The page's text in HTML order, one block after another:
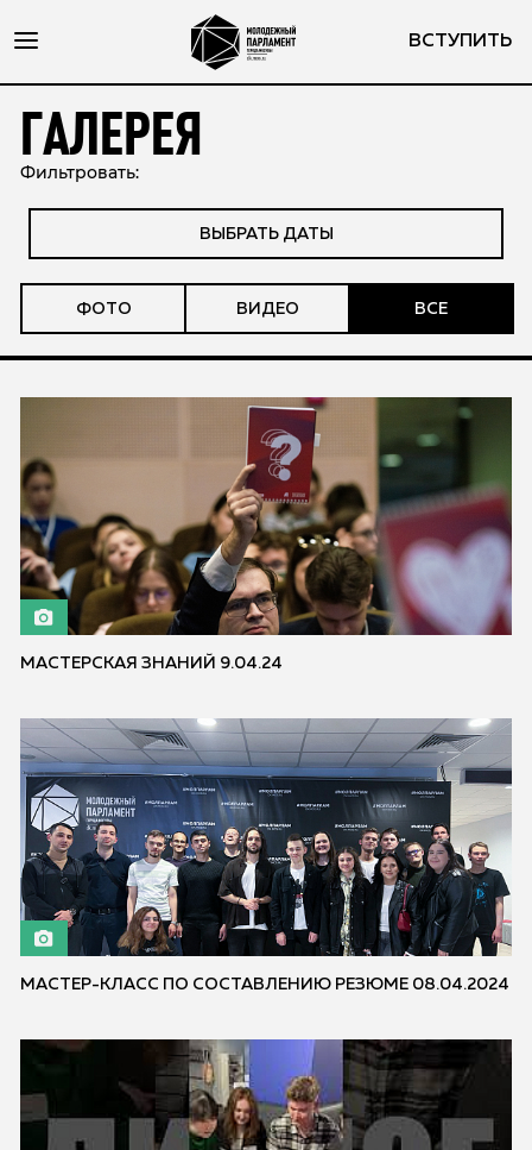
ВСТУПИТЬ
ГАЛЕРЕЯ
Фильтровать:
ВЫБРАТЬ ДАТЫ
ФОТО ВИДЕО ВСЕ
МАСТЕРСКАЯ ЗНАНИЙ 9.04.24
МАСТЕР-КЛАСС ПО СОСТАВЛЕНИЮ РЕЗЮМЕ 08.04.2024